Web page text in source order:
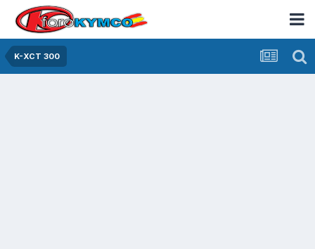
K-XCT 300